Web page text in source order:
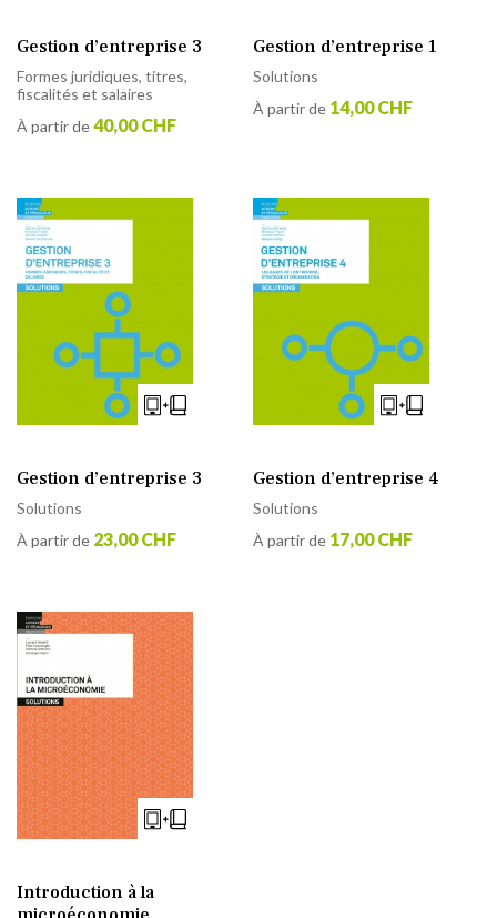
Gestion d’entreprise 3
Formes juridiques, titres,
fiscalités et salaires
À partir de40,00 CHF
Gestion d’entreprise 1
Solutions
À partir de 14,00 CHF
Gestion d’entreprise 3
Solutions
À partir de 23,00 CHF
Gestion d’entreprise 4
Solutions
À partir de 17,00 CHF
Introduction à la